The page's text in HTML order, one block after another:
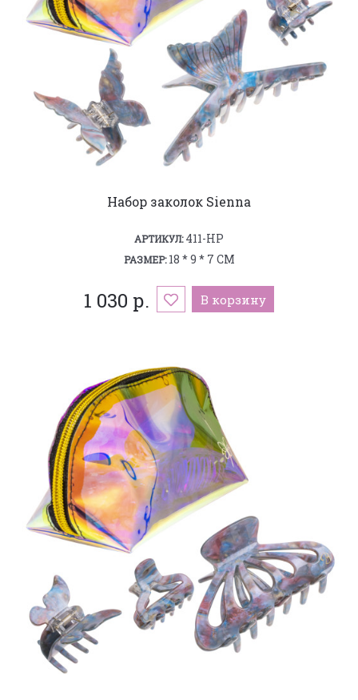
Набор заколок Sienna
АРТИКУЛ:411-HP
РАЗМЕР:18 * 9 * 7 СМ
1 030 р. В корзину